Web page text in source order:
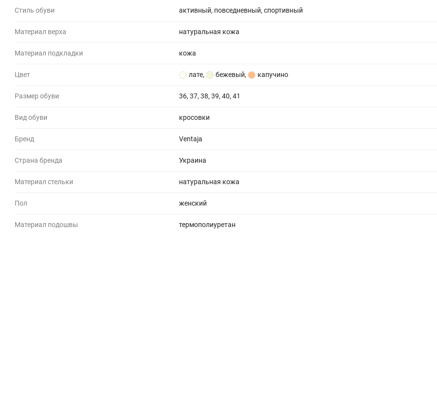
Стиль обуви активный, повседневный, спортивный
Материал верха натуральная кожа
Материал подкладки кожа
Цвет лате, бежевый, капучино
Размер обуви 36, 37, 38, 39, 40, 41
Вид обуви кросовки
Бренд Ventaja
Страна бренда Украина
Материал стельки натуральная кожа
Пол женский
Материал подошвы термополиуретан